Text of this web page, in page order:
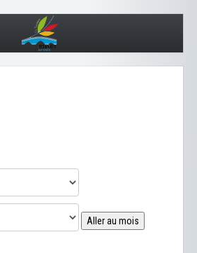
Aller au mois